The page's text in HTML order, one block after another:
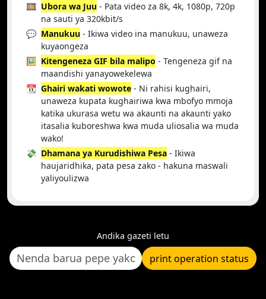
🎞️ Ubora wa Juu - Pata video za 8k, 4k, 1080p, 720p
na sauti ya 320kbit/s
💬 Manukuu - Ikiwa video ina manukuu, unaweza
kuyaongeza
🖼️ Kitengeneza GIF bila malipo - Tengeneza gif na
maandishi yanayowekelewa
📆 Ghairi wakati wowote - Ni rahisi kughairi,
unaweza kupata kughairiwa kwa mbofyo mmoja
katika ukurasa wetu wa akaunti na akaunti yako
itasalia kuboreshwa kwa muda uliosalia wa muda
wako!
💸 Dhamana ya Kurudishiwa Pesa - Ikiwa
haujaridhika, pata pesa zako - hakuna maswali
yaliyoulizwa
Andika gazeti letu
print operation status